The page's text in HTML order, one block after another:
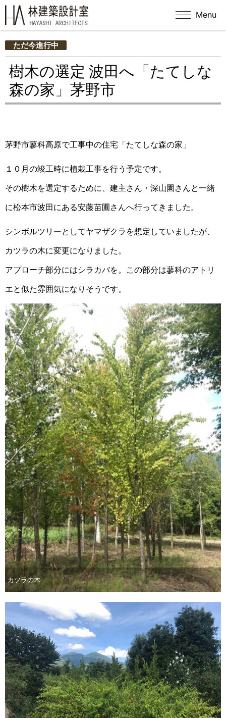
Menu
ただ今進行中
樹木の選定 波田へ「たてしな
森の家」茅野市
茅野市蓼科高原で工事中の住宅「たてしな森の家」
１０月の竣工時に植栽工事を行う予定です。
その樹木を選定するために、建主さん・深山園さんと一緒
に松本市波田にある安藤苗圃さんへ行ってきました。
シンボルツリーとしてヤマザクラを想定していましたが、
カツラの木に変更になりました。
アプローチ部分にはシラカバを。この部分は蓼科のアトリ
エと似た雰囲気になりそうです。
カツラの木